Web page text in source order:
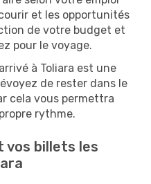
et les opportunités
de votre budget et
pour le voyage.
à Toliara est une
de rester dans le
cela vous permettra
rythme.
vos billets les